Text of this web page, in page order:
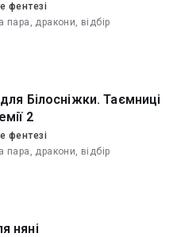
фентезі
пара, дракони, відбір
Білосніжки. Таємниці
2
фентезі
пара, дракони, відбір
няні